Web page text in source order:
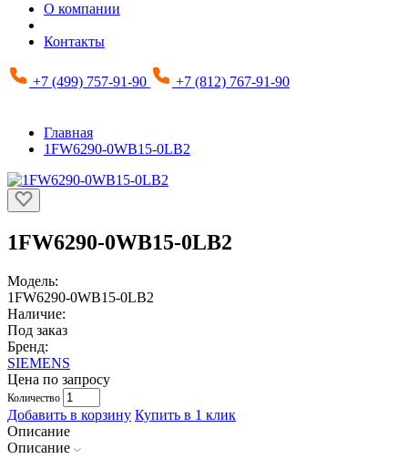
О компании
Контакты
+7 (499) 757-91-90 +7 (812) 767-91-90
Главная
1FW6290-0WB15-0LB2
1FW6290-0WB15-0LB2
Модель:
1FW6290-0WB15-0LB2
Наличие:
Под заказ
Бренд:
SIEMENS
Цена по запросу
Количество
Добавить в корзину Купить в 1 клик
Описание
Описание